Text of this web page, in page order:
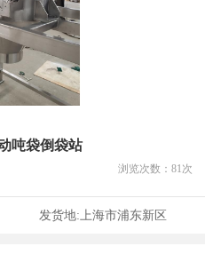
吨袋倒袋站
浏览次数： 81次
发货地: 上海市浦东新区